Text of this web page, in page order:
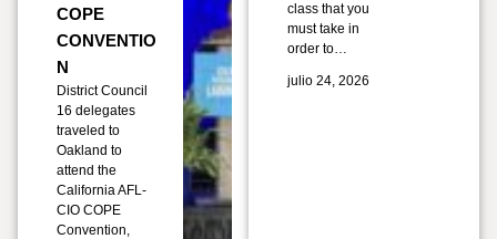
COPE
CONVENTIO
N
District Council
16 delegates
traveled to
Oakland to
attend the
California AFL-
CIO COPE
Convention,
class that you
must take in
order to…
julio 24, 2026